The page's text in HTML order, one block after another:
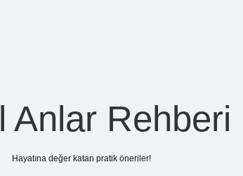
Anlar Rehberi
Hayatına değer katan pratik öneriler!